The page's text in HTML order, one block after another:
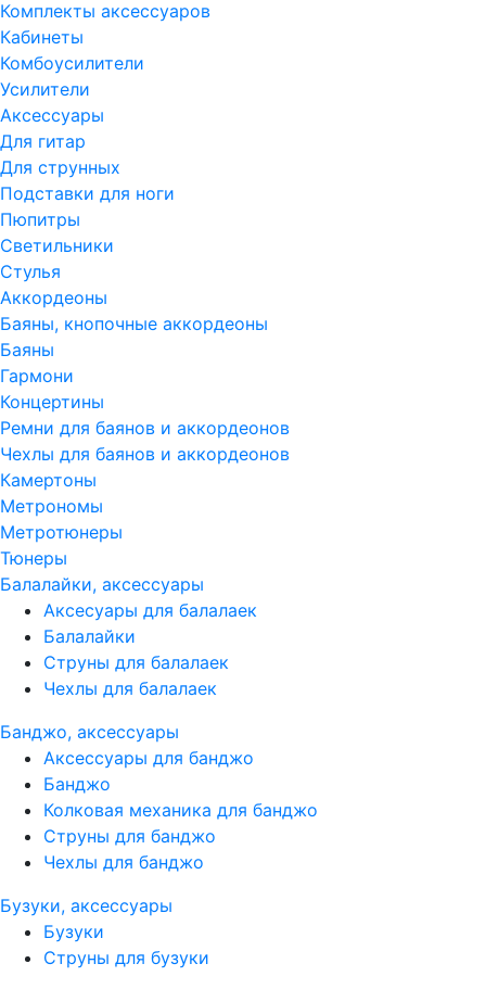
Комплекты аксессуаров
Кабинеты
Комбоусилители
Усилители
Аксессуары
Для гитар
Для струнных
Подставки для ноги
Пюпитры
Светильники
Стулья
Аккордеоны
Баяны, кнопочные аккордеоны
Баяны
Гармони
Концертины
Ремни для баянов и аккордеонов
Чехлы для баянов и аккордеонов
Камертоны
Метрономы
Метротюнеры
Тюнеры
Балалайки, аксессуары
Аксесуары для балалаек
Балалайки
Струны для балалаек
Чехлы для балалаек
Банджо, аксессуары
Аксессуары для банджо
Банджо
Колковая механика для банджо
Струны для банджо
Чехлы для банджо
Бузуки, аксессуары
Бузуки
Струны для бузуки